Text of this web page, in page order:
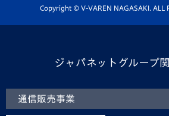
ホームタウン活動
Copyright © V-VAREN NAGASAKI. ALL
ジャパネットグループ
通信販売事業